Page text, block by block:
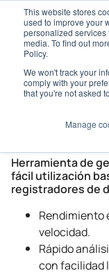
This website stores
used to improve your
personalized services
media. To find out
Policy.
We won't track your
comply with your
that you're not asked
Manage
Home
Wintrac
WinTrac
Herramienta de
fácil utilización
registradores de
Rendimiento
velocidad.
Rápido
con facilidad